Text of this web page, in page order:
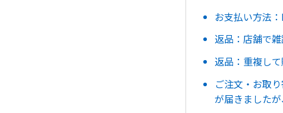
お支払い方法
返品：店舗で
返品：重複し
ご注文・お取
が届きました